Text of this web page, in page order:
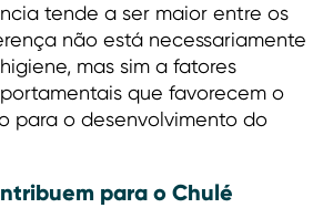
tende a ser maior entre os
não está necessariamente
mas sim a fatores
que favorecem o
para o desenvolvimento do
para o Chulé